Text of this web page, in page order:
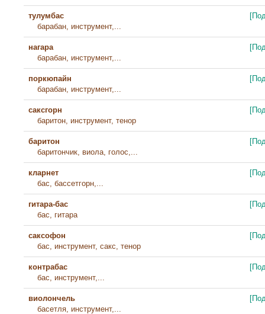
тулумбас
барабан, инструмент,...
нагара
барабан, инструмент,...
поркюпайн
барабан, инструмент,...
саксгорн
баритон, инструмент, тенор
баритон
баритончик, виола, голос,...
кларнет
бас, бассетгорн,...
гитара-бас
бас, гитара
саксофон
бас, инструмент, сакс, тенор
контрабас
бас, инструмент,...
виолончель
басетля, инструмент,...